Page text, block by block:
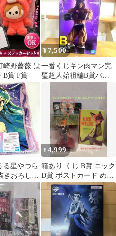
崎野薔薇 は
B賞 F賞
¥7,500
一番くじキン肉マン完
璧超人始祖編B賞バッ
る星やつら
きおろしブ
ム
¥4,999
箱あり くじ B賞 ニック
D賞 ポストカード めじ
るしキーホルダー